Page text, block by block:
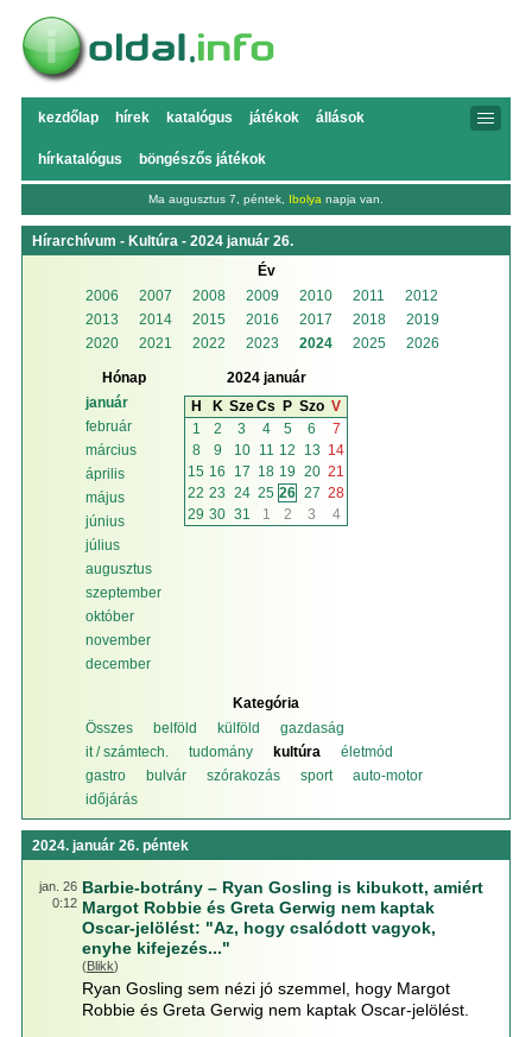
kezdőlap hírek katalógus játékok állások
hírkatalógus böngészős játékok
Ma augusztus 7, péntek, Ibolya napja van.
Hírarchívum - Kultúra - 2024 január 26.
Év
2006
2007 2008 2009 2010 2011
2012
2013
2014 2015 2016 2017 2018
2019
2020
2021 2022 2023 2024 2025 2026
Hónap
január
február
március
április
május
június
július
augusztus
szeptember
október
november
december
2024 január
H
K SzeCs P Szo V
1
2 3 4 5 6
7
8
9 10 11 12 13 14
15 16 17 18 19 20 21
22 23 24 25 26 27 28
29 30 31 1 2 3 4
Kategória
Összes
belföld külföld
gazdaság
it / számtech.
tudomány kultúra
életmód
gastro
bulvár szórakozás sport
auto-motor
időjárás
2024. január 26. péntek
jan. 26
0:12
Barbie-botrány – Ryan Gosling is kibukott, amiért
Margot Robbie és Greta Gerwig nem kaptak
Oscar-jelölést: "Az, hogy csalódott vagyok,
enyhe kifejezés..."
(Blikk)
Ryan Gosling sem nézi jó szemmel, hogy Margot
Robbie és Greta Gerwig nem kaptak Oscar-jelölést.